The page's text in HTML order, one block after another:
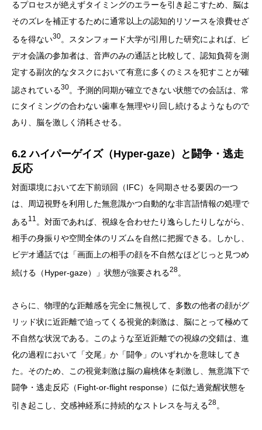
るプロセスが絶えずタイミングのエラーを引き起こすため、脳は
そのズレを補正するために通常以上の認知的リソースを浪費せざ
るを得ない30。スタンフォード大学が引用した研究によれば、ビ
デオ会議の参加者は、音声のみの通話と比較して、認知負荷を測
定する副次的なタスクにおいて有意に多くのミスを犯すことが確
認されている30。予測的同期が確立できない状態での会話は、常
にタイミングの合わない歯車を無理やり回し続けるようなもので
あり、脳を激しく消耗させる。
6.2 ハイパーゲイズ（Hyper-gaze）と闘争・逃走
反応
対面環境において左下前頭回（IFC）を同期させる要因の一つ
は、周辺視野を利用した無意識かつ自動的な非言語情報の処理で
ある11 。対面であれば、視線を合わせたり逸らしたりしながら、
相手の身振りや空間全体のリズムを自然に把握できる。しかし、
ビデオ通話では「画面上の相手の顔を不自然なほどじっと見つめ
続ける（Hyper-gaze）」状態が強要される28。
さらに、物理的な距離感を完全に無視して、多数の他者の顔がグ
リッド状に近距離で迫ってくる視覚的刺激は、脳にとって極めて
不自然な状況である。このような至近距離での視線の交錯は、進
化の過程において「交尾」か「闘争」のいずれかを意味してき
た。そのため、この視覚刺激は脳の扁桃体を刺激し、無意識下で
闘争・逃走反応（Fight-or-flight response）に似た過覚醒状態を
引き起こし、交感神経系に持続的なストレスを与える28